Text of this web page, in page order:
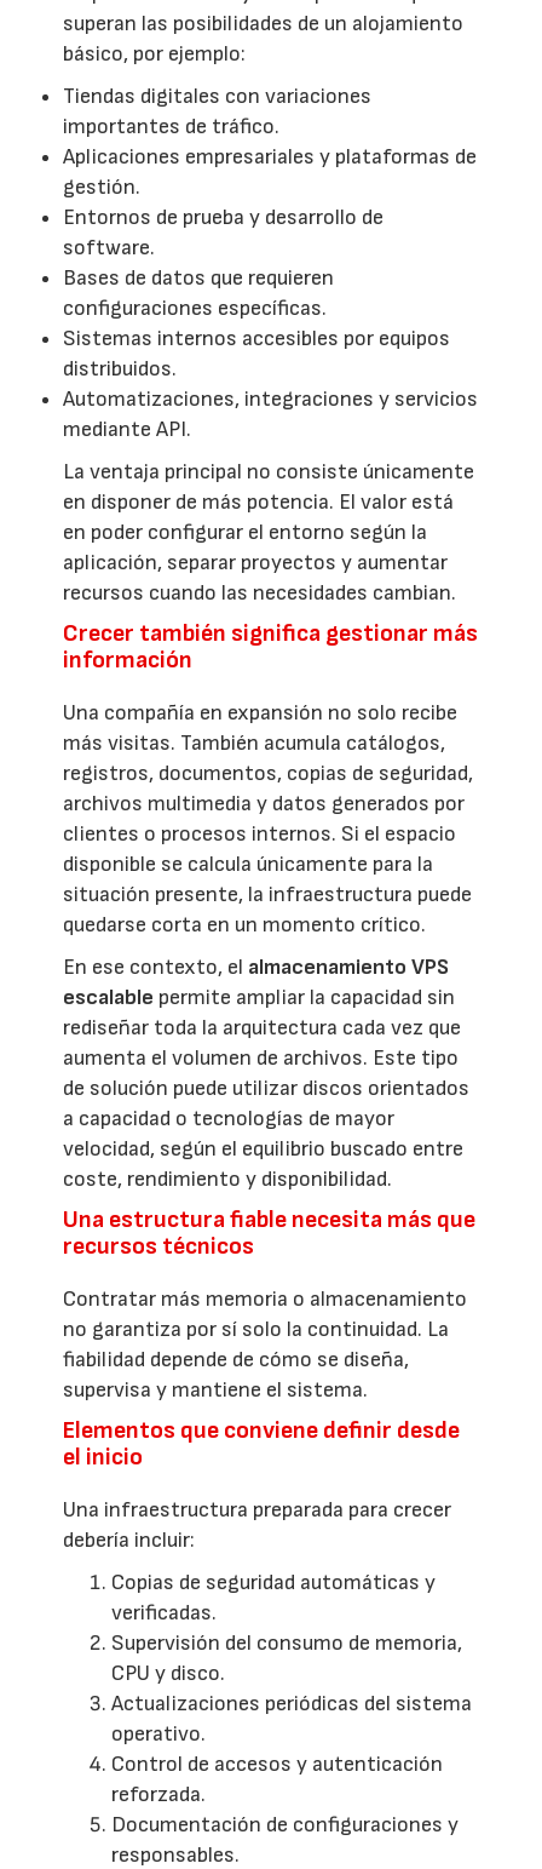
superan las posibilidades de un alojamiento
básico, por ejemplo:
Tiendas digitales con variaciones
importantes de tráfico.
Aplicaciones empresariales y plataformas de
gestión.
Entornos de prueba y desarrollo de
software.
Bases de datos que requieren
configuraciones específicas.
Sistemas internos accesibles por equipos
distribuidos.
Automatizaciones, integraciones y servicios
mediante API.
La ventaja principal no consiste únicamente
en disponer de más potencia. El valor está
en poder configurar el entorno según la
aplicación, separar proyectos y aumentar
recursos cuando las necesidades cambian.
Crecer también significa gestionar más
información
Una compañía en expansión no solo recibe
más visitas. También acumula catálogos,
registros, documentos, copias de seguridad,
archivos multimedia y datos generados por
clientes o procesos internos. Si el espacio
disponible se calcula únicamente para la
situación presente, la infraestructura puede
quedarse corta en un momento crítico.
En ese contexto, el almacenamiento VPS
escalable permite ampliar la capacidad sin
rediseñar toda la arquitectura cada vez que
aumenta el volumen de archivos. Este tipo
de solución puede utilizar discos orientados
a capacidad o tecnologías de mayor
velocidad, según el equilibrio buscado entre
coste, rendimiento y disponibilidad.
Una estructura fiable necesita más que
recursos técnicos
Contratar más memoria o almacenamiento
no garantiza por sí solo la continuidad. La
fiabilidad depende de cómo se diseña,
supervisa y mantiene el sistema.
Elementos que conviene definir desde
el inicio
Una infraestructura preparada para crecer
debería incluir:
Copias de seguridad automáticas y
verificadas.
Supervisión del consumo de memoria,
CPU y disco.
Actualizaciones periódicas del sistema
operativo.
Control de accesos y autenticación
reforzada.
Documentación de configuraciones y
responsables.